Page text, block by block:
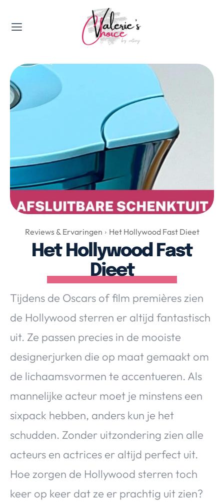
Valerie's Topics
Travel & Culture
Happyness & Opmerkelijk
Lifestyle, Sport & Duurzaamheid
Gadgets & Tech
Top 5 van Valerie
Health & Beauty
Huis & Tuin
Nieuws & Media
Over Valerie
Over Valerie
De Top 5
VALERIE'S CHOICE
Food & Drinks Health & Beauty Gadgets
Huis & Tuin
Travel
Lifestyle
Reviews & Ervaringen Het Hollywood Fast Dieet
Het Hollywood Fast
Dieet
Tijdens de Oscars of film premières zien
de Hollywood sterren er altijd fantastisch
uit. Ze passen precies in de mooiste
designerjurken die op maat gemaakt om
de lichaamsvormen te accentueren. Als
mannelijke acteur moet je minstens een
sixpack hebben, anders kun je het
schudden. Zonder uitzondering zien alle
acteurs en actrices er altijd perfect uit.
Hoe zorgen de Hollywood sterren toch
keer op keer dat ze er prachtig uit zien?